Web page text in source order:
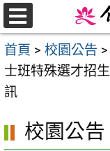
跳
至
主
要
內
首頁 > 校園公告 >
士班特殊選才招
訊
校園公告
選
單